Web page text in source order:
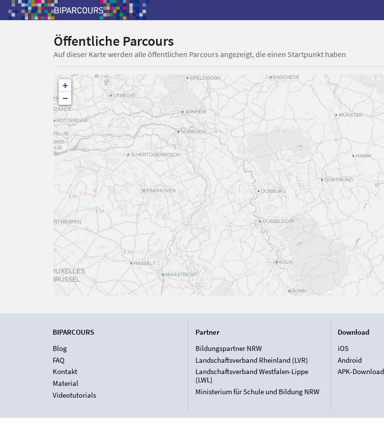
Öffentliche Parcours
Auf dieser Karte werden alle öffentlichen Parcours angezeigt, die einen Startpunkt haben
+
−
BIPARCOURS
Blog
FAQ
Kontakt
Material
Videotutorials
Partner
Bildungspartner NRW
Landschaftsverband Rheinland (LVR)
Landschaftsverband Westfalen-Lippe
(LWL)
Ministerium für Schule und Bildung NRW
Download
iOS
Android
APK-Download